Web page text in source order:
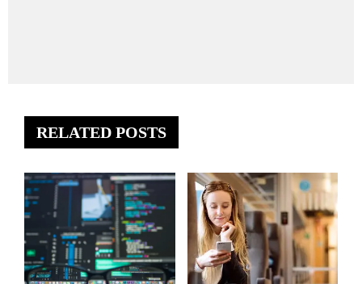
RELATED POSTS